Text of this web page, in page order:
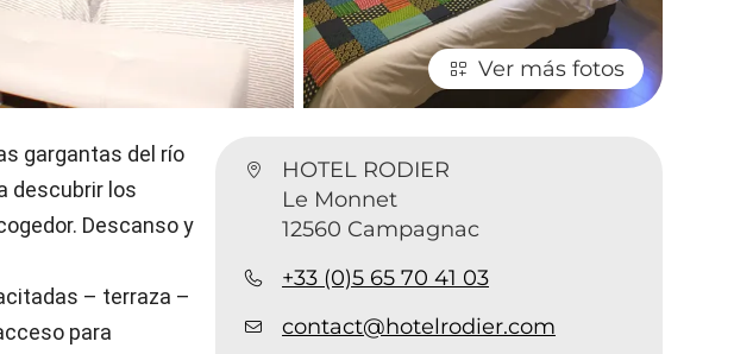
Ver más fotos
HOTEL RODIER
Le Monnet
12560 Campagnac
+33 (0)5 65 70 41 03
contact@hotelrodier.com
gargantas del río
descubrir los
Descanso y
– terraza –
para